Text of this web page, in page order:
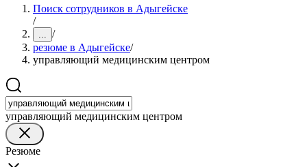
Поиск сотрудников в Адыгейске
/
... /
резюме в Адыгейске/
управляющий медицинским центром
управляющий медицинским центром
Резюме